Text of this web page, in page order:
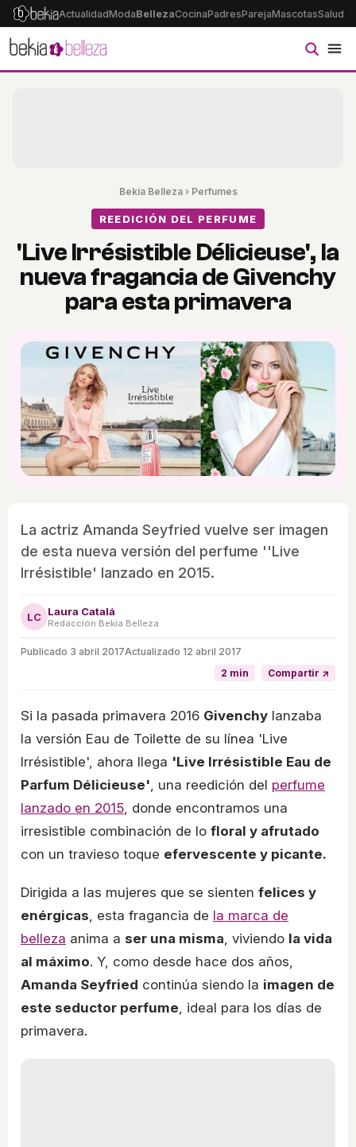
ActualidadModaBellezaCocinaPadresParejaMascotasSalud
Bekia Belleza› Perfumes
REEDICIÓN DEL PERFUME
'Live Irrésistible Délicieuse', la
nueva fragancia de Givenchy
para esta primavera
La actriz Amanda Seyfried vuelve ser imagen
de esta nueva versión del perfume ''Live
Irrésistible' lanzado en 2015.
LC Laura Catalá
Redacción Bekia Belleza
Publicado 3 abril 2017Actualizado 12 abril 2017
2 min
Compartir ↗
Si la pasada primavera 2016 Givenchy lanzaba
la versión Eau de Toilette de su línea 'Live
Irrésistible', ahora llega 'Live Irrésistible Eau de
Parfum Délicieuse', una reedición del perfume
lanzado en 2015, donde encontramos una
irresistible combinación de lo floral y afrutado
con un travieso toque efervescente y picante.
Dirigida a las mujeres que se sienten felices y
enérgicas, esta fragancia de la marca de
belleza anima a ser una misma, viviendo la vida
al máximo. Y, como desde hace dos años,
Amanda Seyfried continúa siendo la imagen de
este seductor perfume, ideal para los días de
primavera.